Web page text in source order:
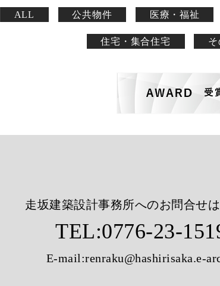
ALL 公共物件 医療・福祉
住宅・集合住宅
走坂建築設計事務所へのお問合せ
TEL:0776-23-
E-mail:renraku@hashirisaka.e-